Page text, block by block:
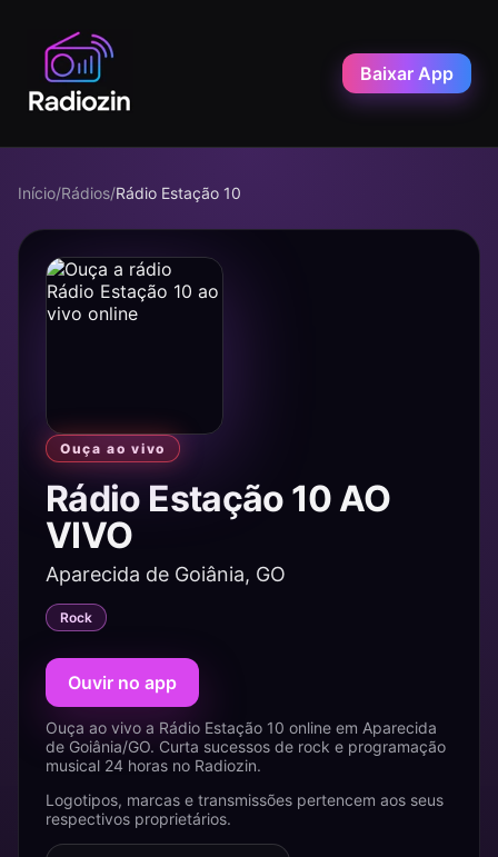
Baixar App
Início/Rádios/Rádio Estação 10
Ouça ao vivo
Rádio Estação 10 AO
VIVO
Aparecida de Goiânia, GO
Rock
Ouvir no app
Ouça ao vivo a Rádio Estação 10 online em Aparecida
de Goiânia/GO. Curta sucessos de rock e programação
musical 24 horas no Radiozin.
Logotipos, marcas e transmissões pertencem aos seus
respectivos proprietários.